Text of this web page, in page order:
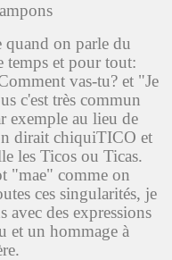
quand on parle du
temps et pour tout:
vas-tu? et "Je
c'est très commun
exemple au lieu de
dirait chiquiTICO et
les Ticos ou Ticas.
"mae" comme on
ces singularités, je
avec des expressions
et un hommage à